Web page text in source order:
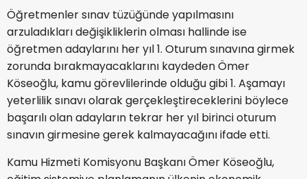
Öğretmenler sınav tüzüğünde yapılmasını
arzuladıkları değişikliklerin olması hallinde ise
öğretmen adaylarını her yıl 1. Oturum sınavına girmek
zorunda bırakmayacaklarını kaydeden Ömer
Köseoğlu, kamu görevlilerinde olduğu gibi 1. Aşamayı
yeterlilik sınavı olarak gerçekleştireceklerini böylece
başarılı olan adayların tekrar her yıl birinci oturum
sınavın girmesine gerek kalmayacağını ifade etti.
Kamu Hizmeti Komisyonu Başkanı Ömer Köseoğlu,